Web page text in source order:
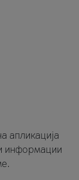
апликација
информации